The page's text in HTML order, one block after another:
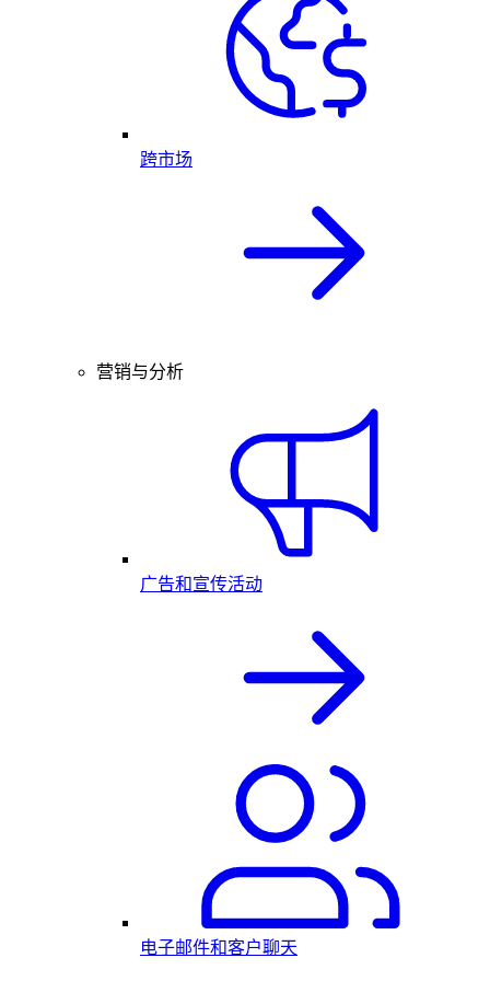
跨市场
营销与分析
广告和宣传活动
电子邮件和客户聊天